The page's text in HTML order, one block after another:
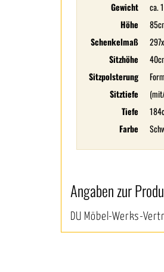
Gewicht
ca.
Höhe
Schenkelmaß
Sitzhöhe
Sitzpolsterung
Sitztiefe
Tiefe
Farbe
Angaben zur
DU Möbel-Werks-